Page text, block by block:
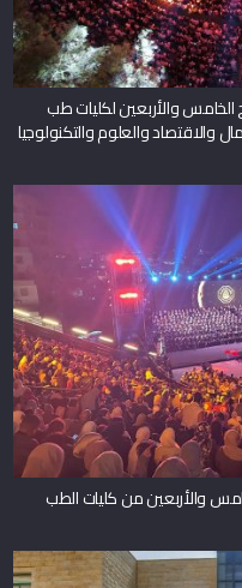
والأربعين لكليات طب
والاقتصاد والعلوم والتكنولوجيا
والأربعين من كليات الطب